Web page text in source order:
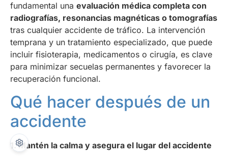
fundamental una evaluación médica completa con
radiografías, resonancias magnéticas o tomografías
tras cualquier accidente de tráfico. La intervención
temprana y un tratamiento especializado, que puede
incluir fisioterapia, medicamentos o cirugía, es clave
para minimizar secuelas permanentes y favorecer la
recuperación funcional.
Qué hacer después de un
accidente
1. Mantén la calma y asegura el lugar del accidente